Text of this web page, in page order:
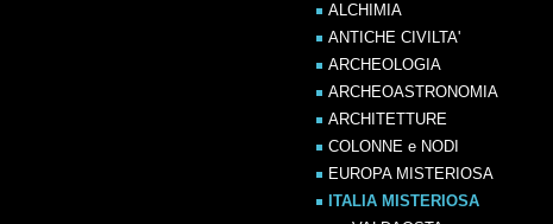
ALCHIMIA
ANTICHE CIVILTA'
ARCHEOLOGIA
ARCHEOASTRONOMIA
ARCHITETTURE
COLONNE e NODI
EUROPA MISTERIOSA
ITALIA MISTERIOSA